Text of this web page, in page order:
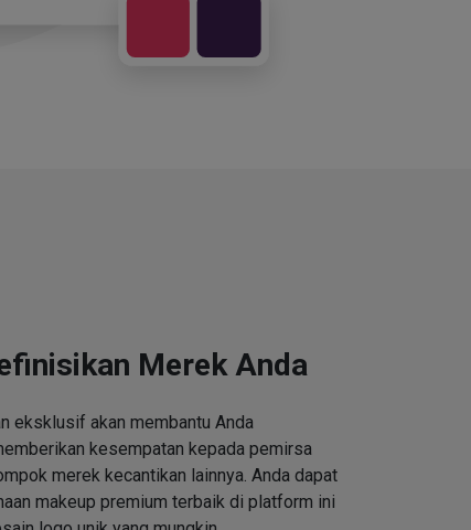
Merek Anda
eksklusif akan membantu Anda
kesempatan kepada pemirsa
merek kecantikan lainnya. Anda dapat
makeup premium terbaik di platform ini